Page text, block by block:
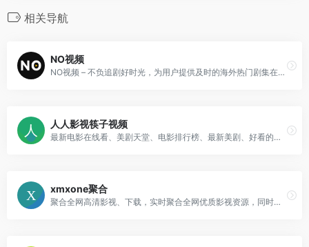
相关导航
NO视频
NO视频 – 不负追剧好时光，为用户提供及时的海外热门剧集在线观看,友好无广告,致力于最轻松的追剧体验！
人人影视筷子视频
最新电影在线看、美剧天堂、电影排行榜、最新美剧、好看的影视在线观看
xmxone聚合
聚合全网高清影视、下载，实时聚合全网优质影视资源，同时支持在线、下载和字幕。电影、电视剧、动漫、综艺、记录片应有尽有。